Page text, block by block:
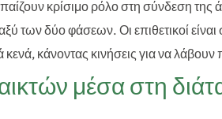
παίζουν κρίσιμο ρόλο στη σύνδεση
των δύο φάσεων. Οι επιθετικοί
κενά, κάνοντας κινήσεις για να
μέσα στη